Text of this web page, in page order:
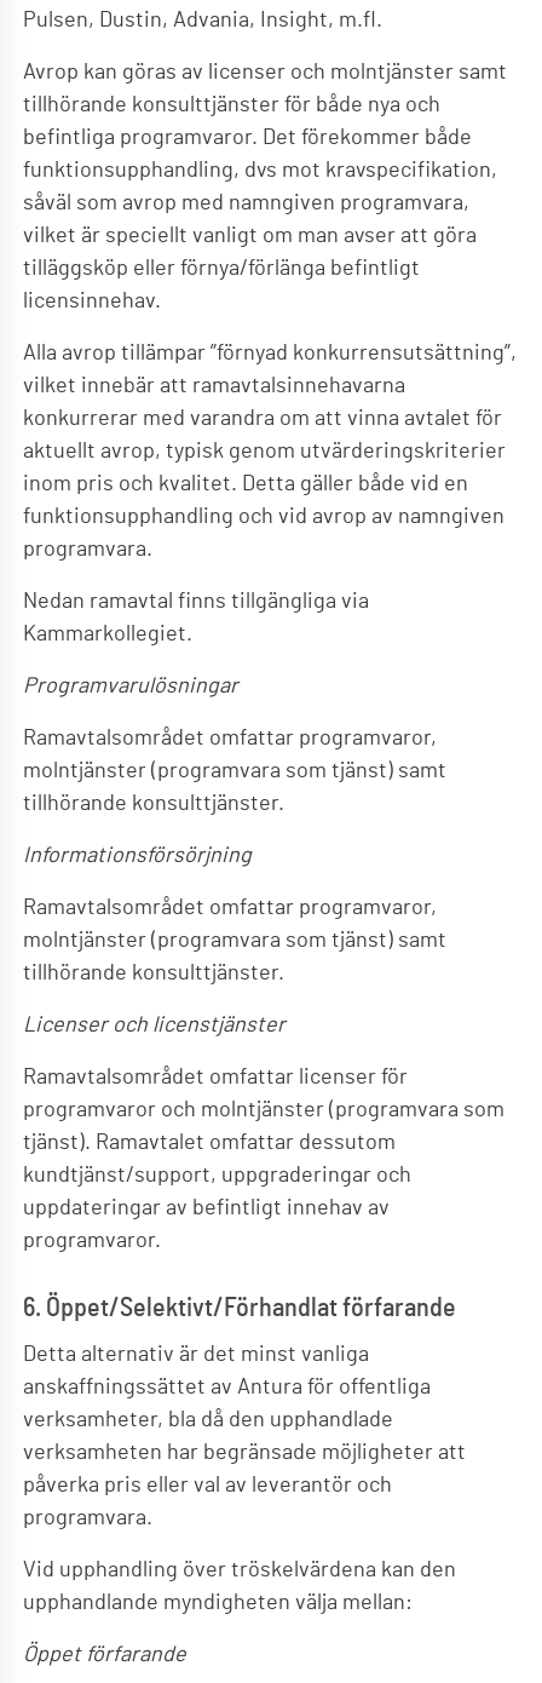
Pulsen, Dustin, Advania, Insight, m.fl.
Avrop kan göras av licenser och molntjänster samt
tillhörande konsulttjänster för både nya och
befintliga programvaror. Det förekommer både
funktionsupphandling, dvs mot kravspecifikation,
såväl som avrop med namngiven programvara,
vilket är speciellt vanligt om man avser att göra
tilläggsköp eller förnya/förlänga befintligt
licensinnehav.
Alla avrop tillämpar ”förnyad konkurrensutsättning”,
vilket innebär att ramavtalsinnehavarna
konkurrerar med varandra om att vinna avtalet för
aktuellt avrop, typisk genom utvärderingskriterier
inom pris och kvalitet. Detta gäller både vid en
funktionsupphandling och vid avrop av namngiven
programvara.
Nedan ramavtal finns tillgängliga via
Kammarkollegiet.
Programvarulösningar
Ramavtalsområdet omfattar programvaror,
molntjänster (programvara som tjänst) samt
tillhörande konsulttjänster.
Informationsförsörjning
Ramavtalsområdet omfattar programvaror,
molntjänster (programvara som tjänst) samt
tillhörande konsulttjänster.
Licenser och licenstjänster
Ramavtalsområdet omfattar licenser för
programvaror och molntjänster (programvara som
tjänst). Ramavtalet omfattar dessutom
kundtjänst/support, uppgraderingar och
uppdateringar av befintligt innehav av
programvaror.
6. Öppet/Selektivt/Förhandlat förfarande
Detta alternativ är det minst vanliga
anskaffningssättet av Antura för offentliga
verksamheter, bla då den upphandlade
verksamheten har begränsade möjligheter att
påverka pris eller val av leverantör och
programvara.
Vid upphandling över tröskelvärdena kan den
upphandlande myndigheten välja mellan:
Öppet förfarande